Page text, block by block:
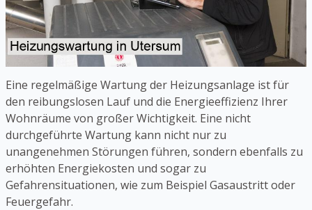
Eine regelmäßige Wartung der Heizungsanlage ist für
den reibungslosen Lauf und die Energieeffizienz Ihrer
Wohnräume von großer Wichtigkeit. Eine nicht
durchgeführte Wartung kann nicht nur zu
unangenehmen Störungen führen, sondern ebenfalls zu
erhöhten Energiekosten und sogar zu
Gefahrensituationen, wie zum Beispiel Gasaustritt oder
Feuergefahr.